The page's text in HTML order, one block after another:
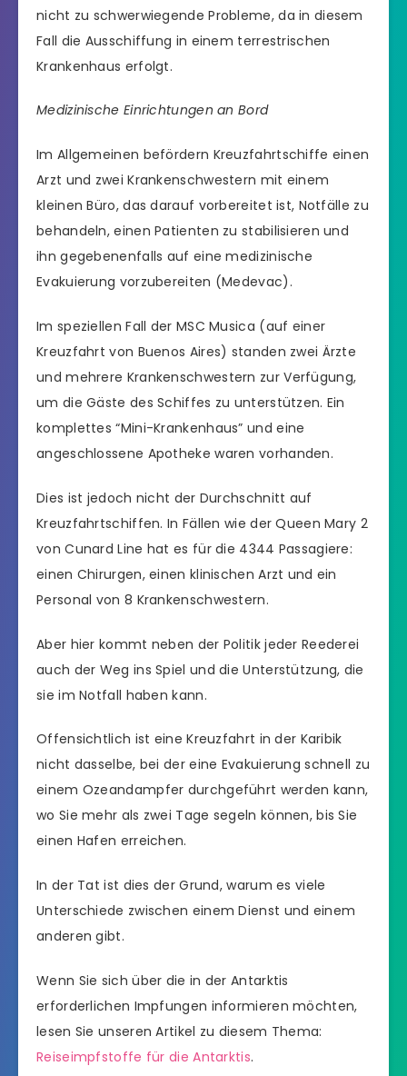
nicht zu schwerwiegende Probleme, da in diesem
Fall die Ausschiffung in einem terrestrischen
Krankenhaus erfolgt.
Medizinische Einrichtungen an Bord
Im Allgemeinen befördern Kreuzfahrtschiffe einen
Arzt und zwei Krankenschwestern mit einem
kleinen Büro, das darauf vorbereitet ist, Notfälle zu
behandeln, einen Patienten zu stabilisieren und
ihn gegebenenfalls auf eine medizinische
Evakuierung vorzubereiten (Medevac).
Im speziellen Fall der MSC Musica (auf einer
Kreuzfahrt von Buenos Aires) standen zwei Ärzte
und mehrere Krankenschwestern zur Verfügung,
um die Gäste des Schiffes zu unterstützen. Ein
komplettes “Mini-Krankenhaus” und eine
angeschlossene Apotheke waren vorhanden.
Dies ist jedoch nicht der Durchschnitt auf
Kreuzfahrtschiffen. In Fällen wie der Queen Mary 2
von Cunard Line hat es für die 4344 Passagiere:
einen Chirurgen, einen klinischen Arzt und ein
Personal von 8 Krankenschwestern.
Aber hier kommt neben der Politik jeder Reederei
auch der Weg ins Spiel und die Unterstützung, die
sie im Notfall haben kann.
Offensichtlich ist eine Kreuzfahrt in der Karibik
nicht dasselbe, bei der eine Evakuierung schnell zu
einem Ozeandampfer durchgeführt werden kann,
wo Sie mehr als zwei Tage segeln können, bis Sie
einen Hafen erreichen.
In der Tat ist dies der Grund, warum es viele
Unterschiede zwischen einem Dienst und einem
anderen gibt.
Wenn Sie sich über die in der Antarktis
erforderlichen Impfungen informieren möchten,
lesen Sie unseren Artikel zu diesem Thema:
Reiseimpfstoffe für die Antarktis.